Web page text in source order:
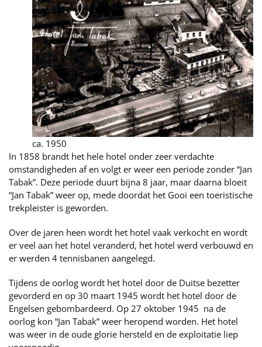
ca. 1950
In 1858 brandt het hele hotel onder zeer verdachte
omstandigheden af en volgt er weer een periode zonder “Jan
Tabak”. Deze periode duurt bijna 8 jaar, maar daarna bloeit
“Jan Tabak” weer op, mede doordat het Gooi een toeristische
trekpleister is geworden.
Over de jaren heen wordt het hotel vaak verkocht en wordt
er veel aan het hotel veranderd, het hotel werd verbouwd en
er werden 4 tennisbanen aangelegd.
Tijdens de oorlog wordt het hotel door de Duitse bezetter
gevorderd en op 30 maart 1945 wordt het hotel door de
Engelsen gebombardeerd. Op 27 oktober 1945 na de
oorlog kon “Jan Tabak” weer heropend worden. Het hotel
was weer in de oude glorie hersteld en de exploitatie liep